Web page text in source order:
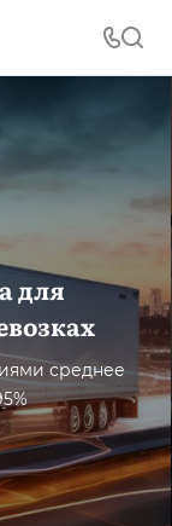
для
среднее